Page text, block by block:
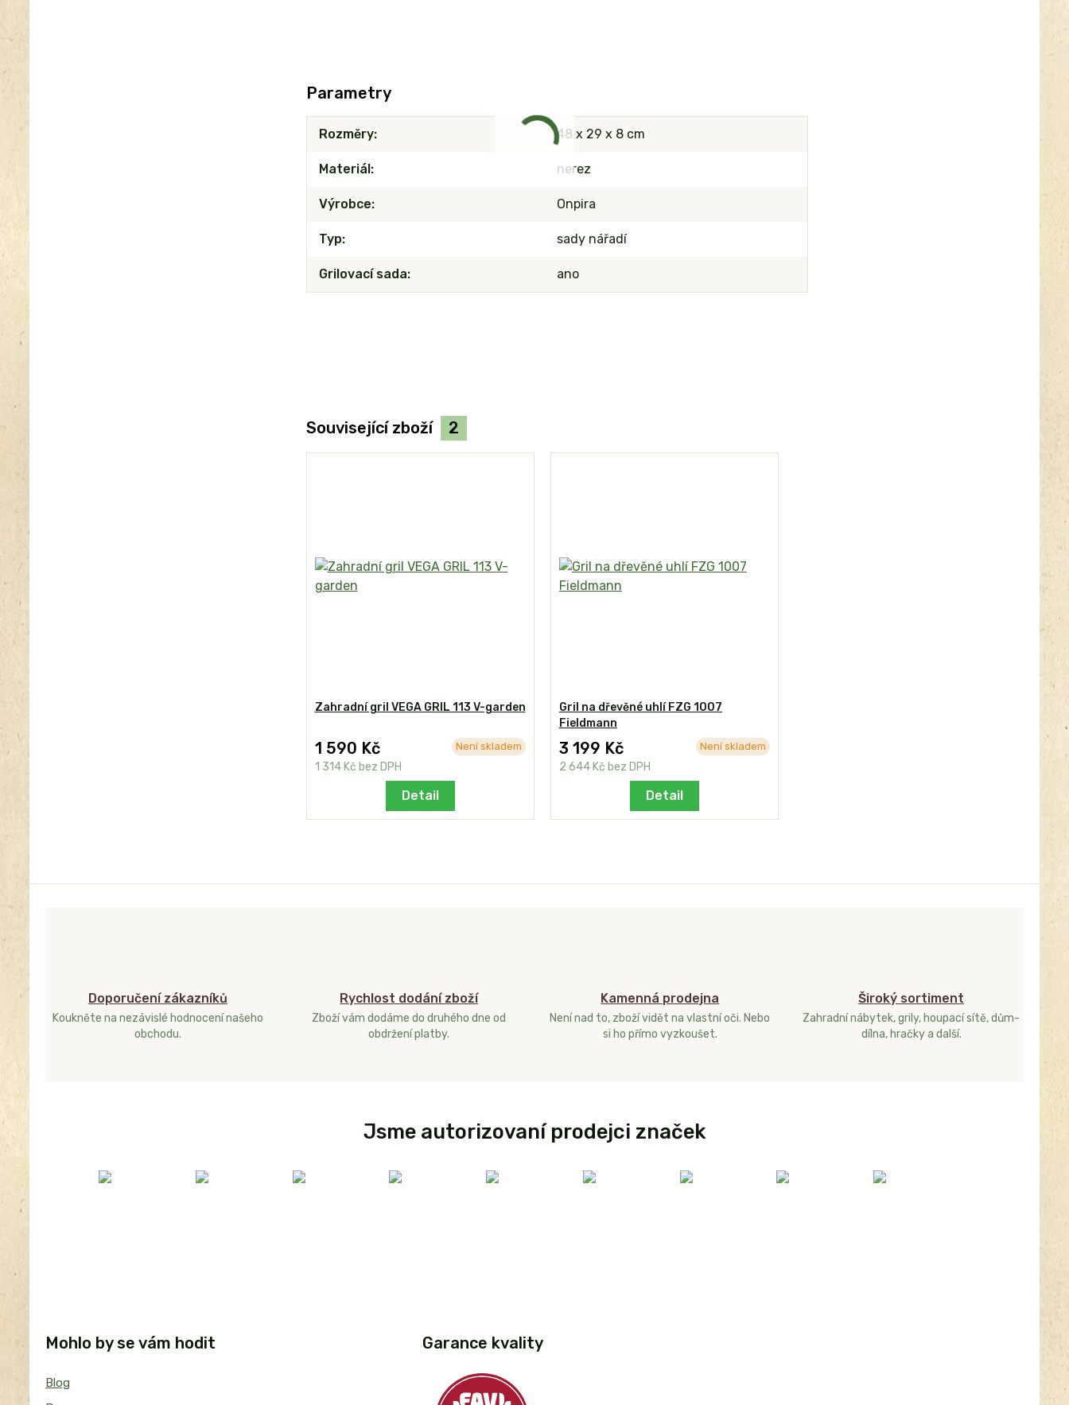
Parametry
Rozměry 48 x 29 x 8 cm
Materiál nerez
Výrobce Onpira
Typ sady nářadí
Grilovací sada ano
Související zboží 2
Zahradní gril VEGA GRIL 113 V-garden
1 590 Kč
1 314 Kč bez DPH
Není skladem
Detail
Gril na dřevěné uhlí FZG 1007
Fieldmann
3 199 Kč
2 644 Kč bez DPH
Není skladem
Detail
Doporučení zákazníků
Koukněte na nezávislé hodnocení našeho
obchodu.
Rychlost dodání zboží
Zboží vám dodáme do druhého dne od
obdržení platby.
Kamenná prodejna
Není nad to, zboží vidět na vlastní oči. Nebo
si ho přímo vyzkoušet.
Široký sortiment
Zahradní nábytek, grily, houpací sítě, dům-
dílna, hračky a další.
Jsme autorizovaní prodejci značek
Mohlo by se vám hodit
Blog
Garance kvality